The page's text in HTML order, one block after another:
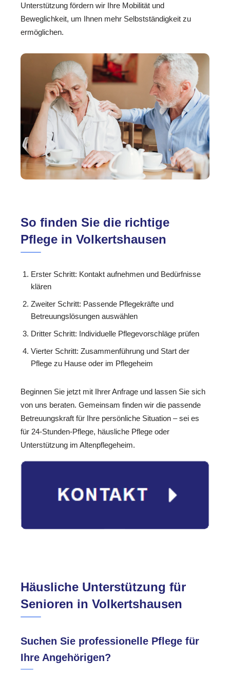
Unterstützung fördern wir Ihre Mobilität und
Beweglichkeit, um Ihnen mehr Selbstständigkeit zu
ermöglichen.
So finden Sie die richtige
Pflege in Volkertshausen
Erster Schritt: Kontakt aufnehmen und Bedürfnisse
klären
Zweiter Schritt: Passende Pflegekräfte und
Betreuungslösungen auswählen
Dritter Schritt: Individuelle Pflegevorschläge prüfen
Vierter Schritt: Zusammenführung und Start der
Pflege zu Hause oder im Pflegeheim
Beginnen Sie jetzt mit Ihrer Anfrage und lassen Sie sich
von uns beraten. Gemeinsam finden wir die passende
Betreuungskraft für Ihre persönliche Situation – sei es
für 24-Stunden-Pflege, häusliche Pflege oder
Unterstützung im Altenpflegeheim.
Häusliche Unterstützung für
Senioren in Volkertshausen
Suchen Sie professionelle Pflege für
Ihre Angehörigen?